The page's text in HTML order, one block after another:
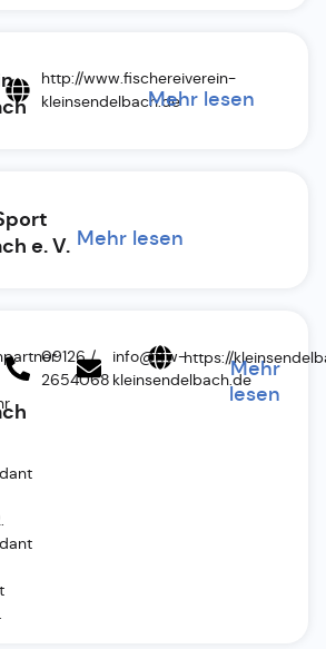
http://www.fischereiverein-
kleinsendelbach.deMehr lesen
e. V. Mehr lesen
09126 /
2654068
info@ffw-
kleinsendelbach.de
https://Mehr
lesen